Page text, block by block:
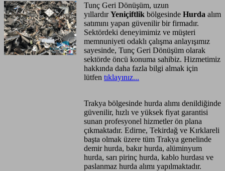
Tunç Geri Dönüşüm, uzun
yıllardırYeniçiftlik bölgesindeHurdaalım
satımını yapan güvenilir bir firmadır.
Sektördeki deneyimimiz ve müşteri
memnuniyeti odaklı çalışma anlayışımız
sayesinde, Tunç Geri Dönüşüm olarak
sektörde öncü konuma sahibiz. Hizmetimiz
hakkında daha fazla bilgi almak için
lütfentıklayınız...
Trakya bölgesinde hurda alımı denildiğinde
güvenilir, hızlı ve yüksek fiyat garantisi
sunan profesyonel hizmetler ön plana
çıkmaktadır. Edirne, Tekirdağ ve Kırklareli
başta olmak üzere tüm Trakya genelinde
demir hurda, bakır hurda, alüminyum
hurda, sarı pirinç hurda, kablo hurdası ve
paslanmaz hurda alımı yapılmaktadır.